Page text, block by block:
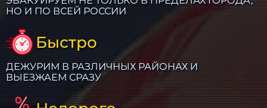
НО И ПО ВСЕЙ РОССИИ
Быстро
ДЕЖУРИМ В РАЗЛИЧНЫХ РАЙОНАХ И
ВЫЕЗЖАЕМ СРАЗУ